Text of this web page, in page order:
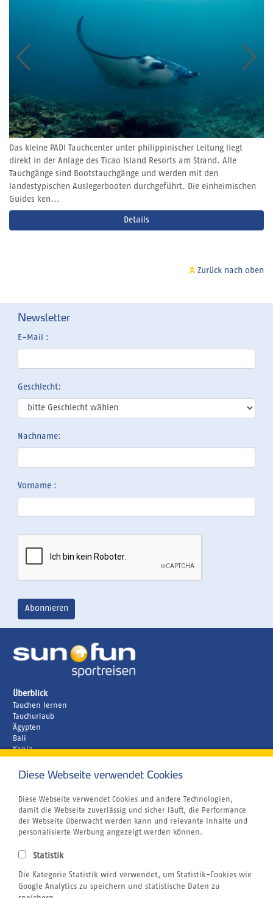
Das kleine PADI Tauchcenter unter philippinischer Leitung liegt
direkt in der Anlage des Ticao Island Resorts am Strand. Alle
Tauchgänge sind Bootstauchgänge und werden mit den
landestypischen Auslegerbooten durchgeführt. Die einheimischen
Guides ken...
Details
Zurück nach oben
Newsletter
E-Mail :
Geschlecht:
Nachname:
Vorname :
Überblick
Tauchen lernen
Tauchurlaub
Ägypten
Bali
Kenia
Unternehmen
Airline Blacklist
Centrum für Reisemedizin
Bildnachweis
Gutschein
Klimabewusst Reisen
Reiseversicherung
Windsurfen
Diese Webseite verwendet Cookies
Diese Webseite verwendet Cookies und andere Technologien,
damit die Webseite zuverlässig und sicher läuft, die Performance
der Webseite überwacht werden kann und relevante Inhalte und
personalisierte Werbung angezeigt werden können.
Statistik
Die Kategorie Statistik wird verwendet, um Statistik-Cookies wie
Google Analytics zu speichern und statistische Daten zu